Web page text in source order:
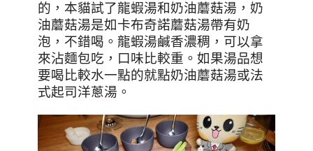
的，本貓試了龍蝦湯和奶油蘑菇湯，奶
油蘑菇湯是如卡布奇諾蘑菇湯帶有奶
泡，不錯喝。龍蝦湯鹹香濃稠，可以拿
來沾麵包吃，口味比較重。如果湯品想
要喝比較水一點的就點奶油蘑菇湯或法
式起司洋蔥湯。